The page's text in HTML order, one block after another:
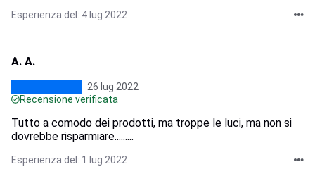
Esperienza del: 4 lug 2022
A. A.
26 lug 2022
Recensione verificata
Tutto a comodo dei prodotti, ma troppe le luci, ma non si
dovrebbe risparmiare.........
Esperienza del: 1 lug 2022